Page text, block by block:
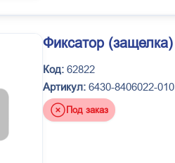
Фиксатор (защелка)
Код: 62822
Артикул: 6430-8406022-010
Под заказ